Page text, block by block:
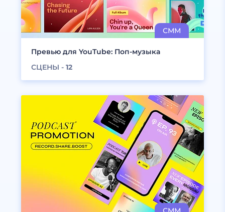
Превью для YouTube: Поп-музыка
СЦЕНЫ - 12